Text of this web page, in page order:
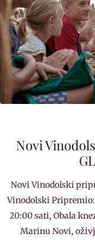
Novi
Novi Vinodolski
Vinodolski
20:00 sati, Obala
Marinu Novi,